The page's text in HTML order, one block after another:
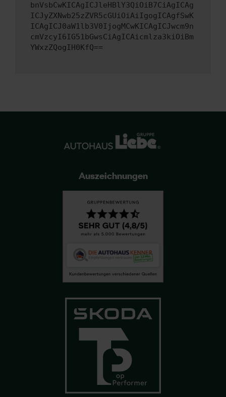
bnVsbCwKICAgICJleHBlY3QiOiB7CiAgICAg
ICJyZXNwb25zZVR5cGUiOiAiIgogICAgfSwK
ICAgICJ0aW1lb3V0IjogMCwKICAgICJwcm9n
cmVzcyI6IG51bGwsCiAgICAicmlza3kiOiBm
YWxzZQogIH0KfQ==
Auszeichnungen